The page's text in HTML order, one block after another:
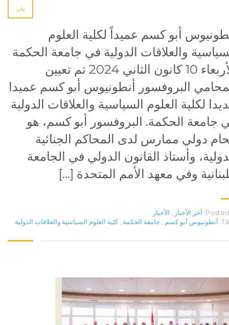
يناير
أبو كسم عميداً لكلية العلوم
والعلاقات الدولية في جامعة الحكمة
الأربعاء 10 كانون الثاني 2024 تم تعيين
البروفسور أنطونيوس أبو كسم عميدا
لكلية العلوم السياسية والعلاقات الدولية
جامعة الحكمة. البروفسور أبو كسم، هو
دولي ممارس لدى المحاكم الجنائية
وأستاذ القانون الدولي في الجامعة
وفي معهد الأمم المتحدة […]
Posted آخر الأخبار
الأخبار
أنطونيوس أبو كسم جامعة الحكمة كلية العلوم السياسية والعلاقات الدولية